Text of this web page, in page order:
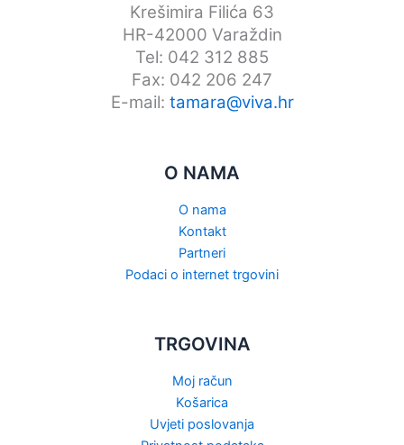
Krešimira Filića 63
HR-42000 Varaždin
Tel: 042 312 885
Fax: 042 206 247
E-mail: tamara@viva.hr
O NAMA
O nama
Kontakt
Partneri
Podaci o internet trgovini
TRGOVINA
Moj račun
Košarica
Uvjeti poslovanja